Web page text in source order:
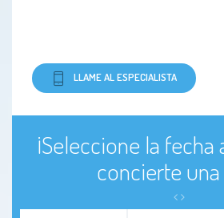
LLAME AL ESPECIALISTA
¡Seleccione la fecha
concierte